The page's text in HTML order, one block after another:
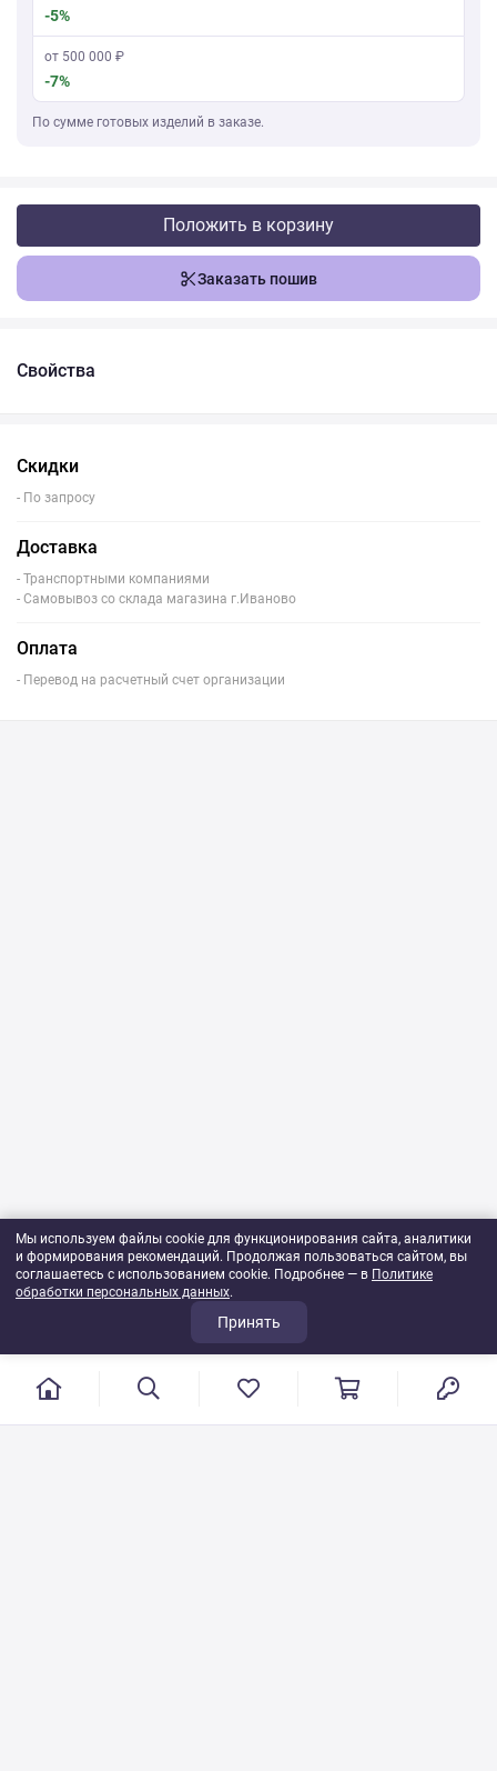
-5%
от 500 000 ₽
-7%
По сумме готовых изделий в заказе.
Положить в корзину
Заказать пошив
Свойства
Скидки
- По запросу
Доставка
- Транспортными компаниями
- Самовывоз со склада магазина г.Иваново
Оплата
- Перевод на расчетный счет организации
Мы используем файлы cookie для функционирования сайта, аналитики
и формирования рекомендаций. Продолжая пользоваться сайтом, вы
соглашаетесь с использованием cookie. Подробнее — в Политике
обработки персональных данных.
Принять